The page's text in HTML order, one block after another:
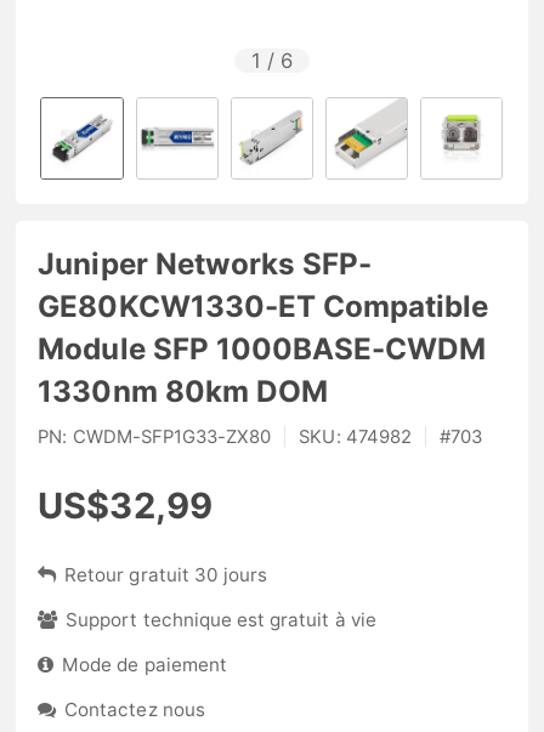
1 / 6
Juniper Networks SFP-
GE80KCW1330-ET Compatible
Module SFP 1000BASE-CWDM
1330nm 80km DOM
PN: CWDM-SFP1G33-ZX80 SKU: 474982 #703
US$32,99
Retour gratuit 30 jours
Support technique est gratuit à vie
Mode de paiement
Contactez nous